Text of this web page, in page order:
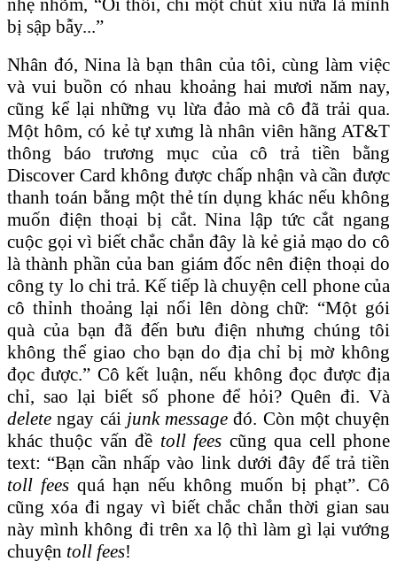
nhẹ nhõm, “Ôi thôi, chỉ một chút xíu nữa là mình
bị sập bẫy...”
Nhân đó, Nina là bạn thân của tôi, cùng làm việc
và vui buồn có nhau khoảng hai mươi năm nay,
cũng kể lại những vụ lừa đảo mà cô đã trải qua.
Một hôm, có kẻ tự xưng là nhân viên hãng AT&T
thông báo trương mục của cô trả tiền bằng
Discover Card không được chấp nhận và cần được
thanh toán bằng một thẻ tín dụng khác nếu không
muốn điện thoại bị cắt. Nina lập tức cắt ngang
cuộc gọi vì biết chắc chắn đây là kẻ giả mạo do cô
là thành phần của ban giám đốc nên điện thoại do
công ty lo chi trả. Kế tiếp là chuyện cell phone của
cô thỉnh thoảng lại nổi lên dòng chữ: “Một gói
quà của bạn đã đến bưu điện nhưng chúng tôi
không thể giao cho bạn do địa chỉ bị mờ không
đọc được.” Cô kết luận, nếu không đọc được địa
chỉ, sao lại biết số phone để hỏi? Quên đi. Và
delete ngay cái junk message đó. Còn một chuyện
khác thuộc vấn đề toll fees cũng qua cell phone
text: “Bạn cần nhấp vào link dưới đây để trả tiền
toll fees quá hạn nếu không muốn bị phạt”. Cô
cũng xóa đi ngay vì biết chắc chắn thời gian sau
này mình không đi trên xa lộ thì làm gì lại vướng
chuyện toll fees!